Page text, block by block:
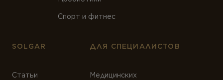
Спорт и фитнес
SOLGAR
Статьи
ДЛЯ СПЕЦИАЛИСТОВ
Медицинских